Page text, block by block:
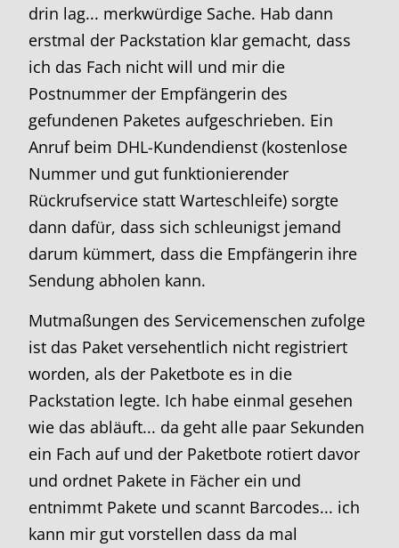
drin lag... merkwürdige Sache. Hab dann
erstmal der Packstation klar gemacht, dass
ich das Fach nicht will und mir die
Postnummer der Empfängerin des
gefundenen Paketes aufgeschrieben. Ein
Anruf beim DHL-Kundendienst (kostenlose
Nummer und gut funktionierender
Rückrufservice statt Warteschleife) sorgte
dann dafür, dass sich schleunigst jemand
darum kümmert, dass die Empfängerin ihre
Sendung abholen kann.
Mutmaßungen des Servicemenschen zufolge
ist das Paket versehentlich nicht registriert
worden, als der Paketbote es in die
Packstation legte. Ich habe einmal gesehen
wie das abläuft... da geht alle paar Sekunden
ein Fach auf und der Paketbote rotiert davor
und ordnet Pakete in Fächer ein und
entnimmt Pakete und scannt Barcodes... ich
kann mir gut vorstellen dass da mal